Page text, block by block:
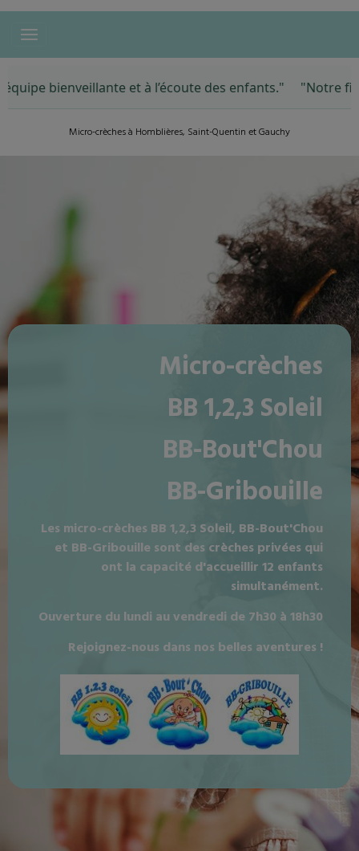
bienveillante et à l’écoute des enfants." "Notre fille
Micro-crèches à Homblières, Saint-Quentin et Gauchy
Micro-crèches
BB 1,2,3 Soleil
BB-Bout'Chou
BB-Gribouille
Les micro-crèches BB 1,2,3 Soleil, BB-Bout'Chou
et BB-Gribouille sont des crèches privées qui
ont la capacité d'accueillir 12 enfants
simultanément.
Ouverture du lundi au vendredi de 7h30 à 18h30
Rejoignez-nous dans nos belles aventures !